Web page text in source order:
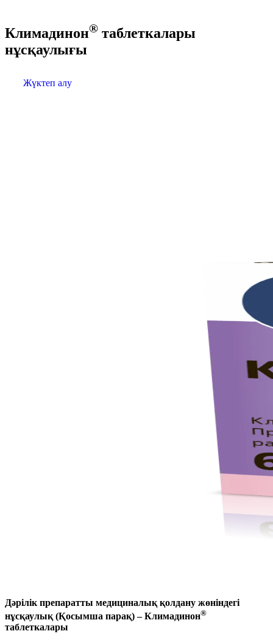
Климадинон® таблеткалары
нұсқаулығы
Жүктеп алу
Дәрілік препаратты медициналық қолдану жөніндегі
нұсқаулық (Қосымша парақ) – Климадинон®
таблеткалары